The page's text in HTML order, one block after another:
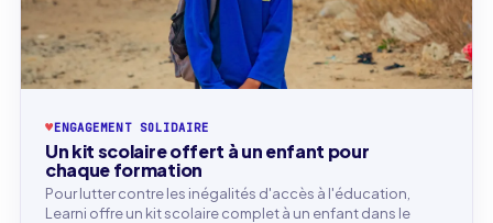
♥ENGAGEMENT SOLIDAIRE
Un kit scolaire offert à un enfant pour
chaque formation
Pour lutter contre les inégalités d'accès à l'éducation,
Learni offre un kit scolaire complet à un enfant dans le